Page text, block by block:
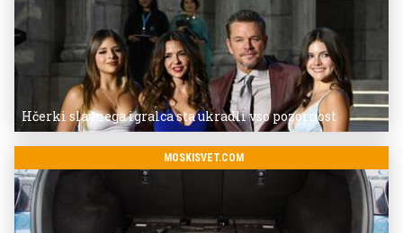
Hčerki slavnega igralca sta ukradli vso pozornost
MOSKISVET.COM